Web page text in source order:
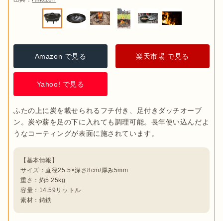
Amazon で見る 楽天市場 で見る
Yahoo! で見る
ふたの上に炭を載せられるフチ付き、足付きダッチオーブ
ン。炭や薪を足の下に入れても調理可能。長年使い込んだよ
【基本情報】
サイズ：直径25.5×深さ8cm/厚み5mm
重さ：約5.25kg
容量：14.59リットル